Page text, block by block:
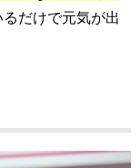
だけで元気が出